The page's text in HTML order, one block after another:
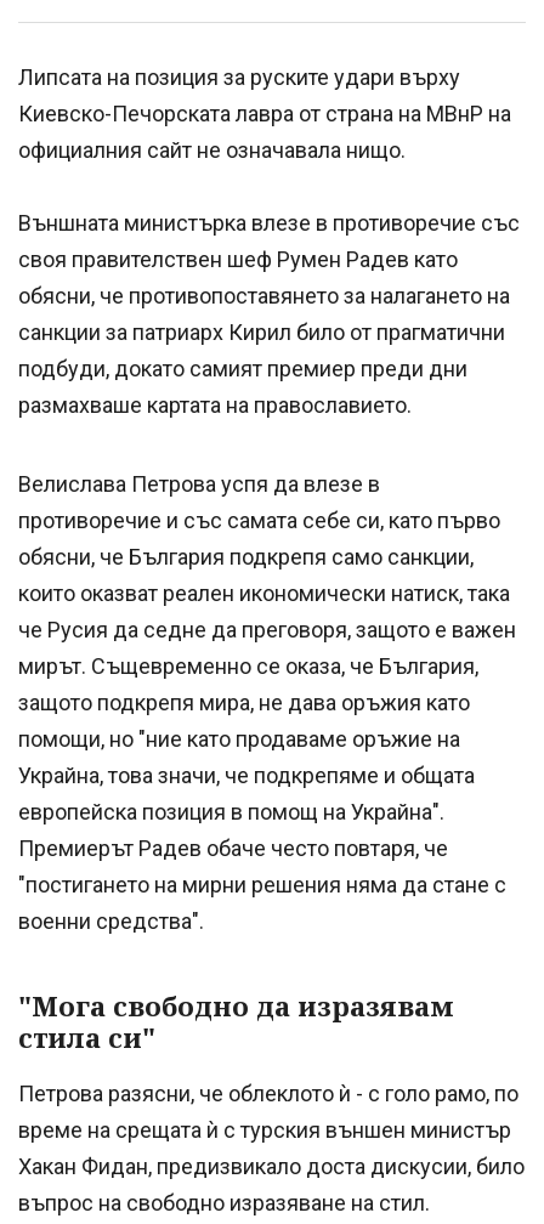
Липсата на позиция за руските удари върху
Киевско-Печорската лавра от страна на МВнР на
официалния сайт не означавала нищо.
Външната министърка влезе в противоречие със
своя правителствен шеф Румен Радев като
обясни, че противопоставянето за налагането на
санкции за патриарх Кирил било от прагматични
подбуди, докато самият премиер преди дни
размахваше картата на православието.
Велислава Петрова успя да влезе в
противоречие и със самата себе си, като първо
обясни, че България подкрепя само санкции,
които оказват реален икономически натиск, така
че Русия да седне да преговоря, защото е важен
мирът. Същевременно се оказа, че България,
защото подкрепя мира, не дава оръжия като
помощи, но "ние като продаваме оръжие на
Украйна, това значи, че подкрепяме и общата
европейска позиция в помощ на Украйна".
Премиерът Радев обаче често повтаря, че
"постигането на мирни решения няма да стане с
военни средства".
"Мога свободно да изразявам
стила си"
Петрова разясни, че облеклото ѝ - с голо рамо, по
време на срещата ѝ с турския външен министър
Хакан Фидан, предизвикало доста дискусии, било
въпрос на свободно изразяване на стил.